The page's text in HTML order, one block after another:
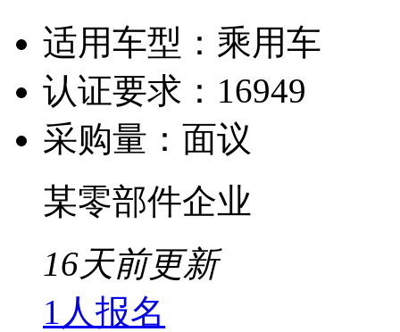
适用车型： 乘用车
认证要求： 16949
采购量： 面议
某零部件企业
16天前更新
1人报名